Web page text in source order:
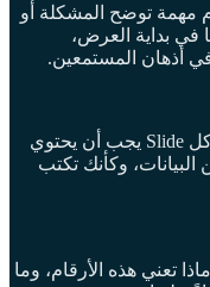
20 رقم، اختر 3 أرقام مهمة توضح المشكلة أو
في بداية العرض،
أذهان المستمعين.
لا تترك الحضور يخمنون ما تقصده. كل Slide يجب أن يحتوي
وكأنك تكتب
تعني هذه الأرقام، وما